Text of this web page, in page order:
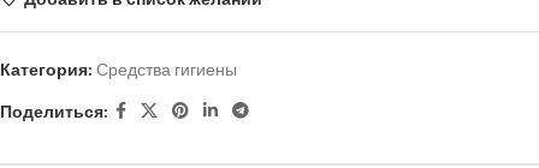
Категория: Средства гигиены
Поделиться: